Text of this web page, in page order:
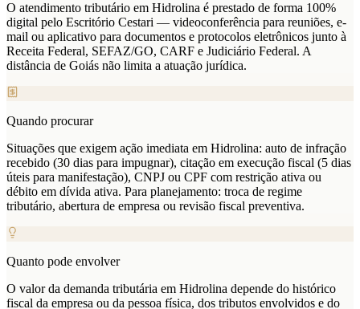
O atendimento tributário em Hidrolina é prestado de forma 100%
digital pelo Escritório Cestari — videoconferência para reuniões, e-
mail ou aplicativo para documentos e protocolos eletrônicos junto à
Receita Federal, SEFAZ/GO, CARF e Judiciário Federal. A
distância de Goiás não limita a atuação jurídica.
Quando procurar
Situações que exigem ação imediata em Hidrolina: auto de infração
recebido (30 dias para impugnar), citação em execução fiscal (5 dias
úteis para manifestação), CNPJ ou CPF com restrição ativa ou
débito em dívida ativa. Para planejamento: troca de regime
tributário, abertura de empresa ou revisão fiscal preventiva.
Quanto pode envolver
O valor da demanda tributária em Hidrolina depende do histórico
fiscal da empresa ou da pessoa física, dos tributos envolvidos e do